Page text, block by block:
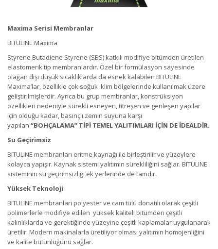
Maxima Serisi Membranlar
BITULINE Maxima
Styrene Butadiene Styrene (SBS) katkılı modifiye bitümden üretilen
elastomerik tip membranlardır. Özel bir formülasyon sayesinde
olağan dışı düşük sıcaklıklarda da esnek kalabilen BITULINE
Maxima’lar, özellikle çok soğuk iklim bölgelerinde kullanılmak üzere
geliştirilmişlerdir. Ayrıca bu grup membranlar, konstrüksiyon
özellikleri nedeniyle sürekli esneyen, titreşen ve genleşen yapılar
için olduğu kadar, basınçlı zemin suyuna karşı
yapılan “BOHÇALAMA” TİPİ TEMEL YALITIMLARI İÇİN DE İDEALDİR.
Su Geçirimsiz
BITULINE membranları eritme kaynağı ile birleştirilir ve yüzeylere
kolayca yapışır. Kaynak sistemi yalıtımın sürekliliğini sağlar. BITULINE
sisteminin su geçirimsizliği ek yerlerinde de tamdır.
Yüksek Teknoloji
BITULINE membranları polyester ve cam tülü donatılı olarak çeşitli
polimerlerle modifiye edilen yüksek kaliteli bitümden çeşitli
kalınlıklarda ve gerektiğinde yüzeyine çeşitli kaplamalar uygulanarak
üretilir. Modern makinalarla üretiliyor olması yalıtımın homojenliğini
ve kalite bütünlüğünü sağlar.